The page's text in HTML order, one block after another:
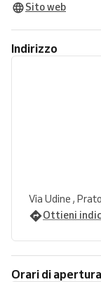
Sito web
Indirizzo
Via Udine , Prato
Ottieni
Orari di apertura